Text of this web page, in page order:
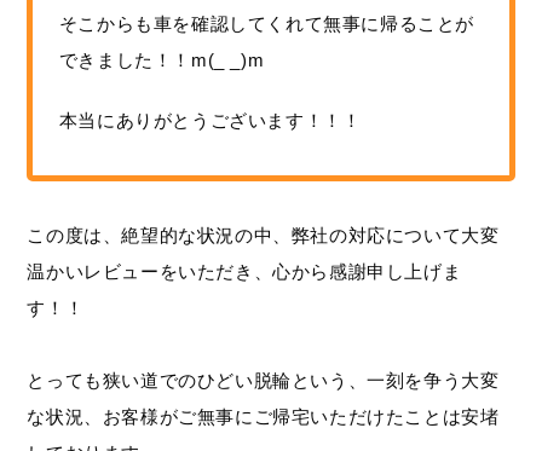
そこからも車を確認してくれて無事に帰ることが
できました！！m(_ _)m
本当にありがとうございます！！！
この度は、絶望的な状況の中、弊社の対応について大変
温かいレビューをいただき、心から感謝申し上げま
す！！
とっても狭い道でのひどい脱輪という、一刻を争う大変
な状況、お客様がご無事にご帰宅いただけたことは安堵